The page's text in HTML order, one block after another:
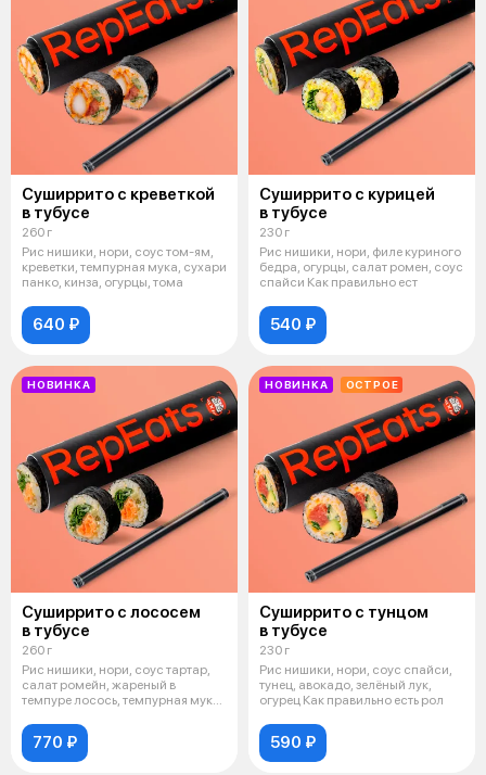
Суширрито с креветкой
в тубусе
260 г
Рис нишики, нори, соус том-ям,
креветки, темпурная мука, сухари
панко, кинза, огурцы, тома
640 ₽
Суширрито с курицей
в тубусе
230 г
Рис нишики, нори, филе куриного
бедра, огурцы, салат ромен, соус
спайси Как правильно ест
540 ₽
НОВИНКА
Суширрито с лососем
в тубусе
260 г
Рис нишики, нори, соус тартар,
салат ромейн, жареный в
темпуре лосось, темпурная мука,
770 ₽
НОВИНКА ОСТРОЕ
Суширрито с тунцом
в тубусе
230 г
Рис нишики, нори, соус спайси,
тунец, авокадо, зелёный лук,
огурец Как правильно есть рол
590 ₽